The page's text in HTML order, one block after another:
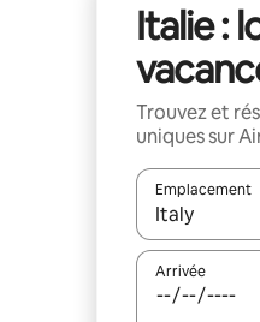
Italie :
Trouvez et
uniques sur
Emplacement
Quand les
Arrivée